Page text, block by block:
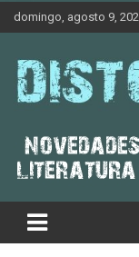
Skip
domingo, agosto 9,
Distópolis